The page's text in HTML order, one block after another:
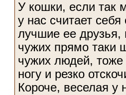
У кошки, если так
у нас считает
лучшие ее друзья,
чужих прямо таки
чужих людей, тоже
ногу и резко
Короче, веселая у